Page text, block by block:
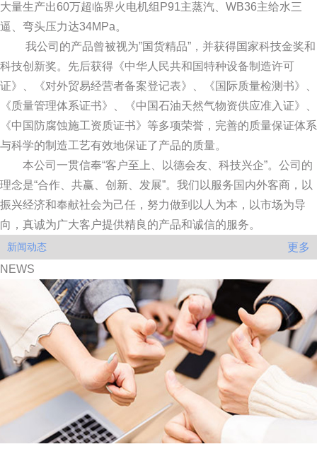
大量生产出60万超临界火电机组P91主蒸汽、WB36主给水三
逼、弯头压力达34MPa。
我公司的产品曾被视为”国货精品”，并获得国家科技金奖和
科技创新奖。先后获得《中华人民共和国特种设备制造许可
证》、《对外贸易经营者备案登记表》、《国际质量检测书》、
《质量管理体系证书》、《中国石油天然气物资供应准入证》、
《中国防腐蚀施工资质证书》等多项荣誉，完善的质量保证体系
与科学的制造工艺有效地保证了产品的质量。
本公司一贯信奉“客户至上、以德会友、科技兴企”。公司的
理念是“合作、共赢、创新、发展”。我们以服务国内外客商，以
振兴经济和奉献社会为己任，努力做到以人为本，以市场为导
向，真诚为广大客户提供精良的产品和诚信的服务。
新闻动态
更多
NEWS